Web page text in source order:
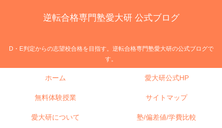
逆転合格専門塾愛大研 公式ブログ
D・E判定からの志望校合格を目指す。逆転合格専門塾愛大研の公式ブログで
す。
ホーム 愛大研公式HP
無料体験授業 サイトマップ
愛大研について 塾/偏差値/学費比較